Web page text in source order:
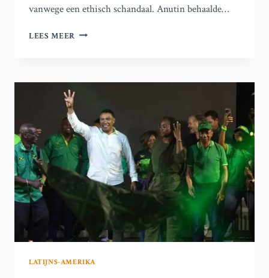
vanwege een ethisch schandaal. Anutin behaalde…
LEES MEER THAISE
CHARNVIRAKUL
ALS
NIEUWE
PREMIER
LATIJNS-AMERIKA